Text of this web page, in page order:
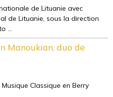
de Lituanie avec
de Lituanie, sous la direction
...
Manoukian, duo de
Classique en Berry